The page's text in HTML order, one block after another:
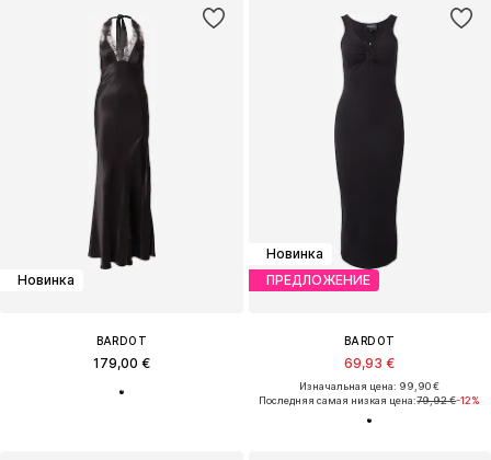
Новинка
BARDOT
179,00 €
Новинка
ПРЕДЛОЖЕНИЕ
BARDOT
69,93 €
Изначальная цена: 99,90 €
Последняя самая низкая цена:79,92 €-12%